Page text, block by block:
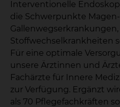
Interventionelle
die Schwerpunkte
Stoffwechselkrankheiten
Für eine optimale
unsere Ärztinnen und
Fachärzte für Innere
zur Verfügung. Ergänzt
als 70 Pflegefachkräften